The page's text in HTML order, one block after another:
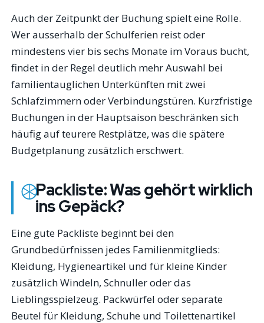
Auch der Zeitpunkt der Buchung spielt eine Rolle.
Wer ausserhalb der Schulferien reist oder
mindestens vier bis sechs Monate im Voraus bucht,
findet in der Regel deutlich mehr Auswahl bei
familientauglichen Unterkünften mit zwei
Schlafzimmern oder Verbindungstüren. Kurzfristige
Buchungen in der Hauptsaison beschränken sich
häufig auf teurere Restplätze, was die spätere
Budgetplanung zusätzlich erschwert.
Packliste: Was gehört wirklich
ins Gepäck?
Eine gute Packliste beginnt bei den
Grundbedürfnissen jedes Familienmitglieds:
Kleidung, Hygieneartikel und für kleine Kinder
zusätzlich Windeln, Schnuller oder das
Lieblingsspielzeug. Packwürfel oder separate
Beutel für Kleidung, Schuhe und Toilettenartikel